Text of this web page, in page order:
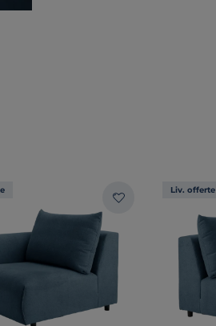
Liv. offerte